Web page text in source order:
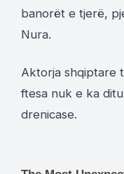
banorët e tjerë,
Nura.
Aktorja shqiptare
ftesa nuk e ka
drenicase.